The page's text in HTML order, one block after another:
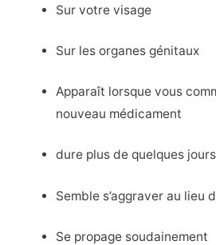
Sur votre visage
Sur les organes génitaux
Apparaît lorsque vous
nouveau médicament
dure plus de quelques jours
Semble s’aggraver au lieu
Se propage soudainement